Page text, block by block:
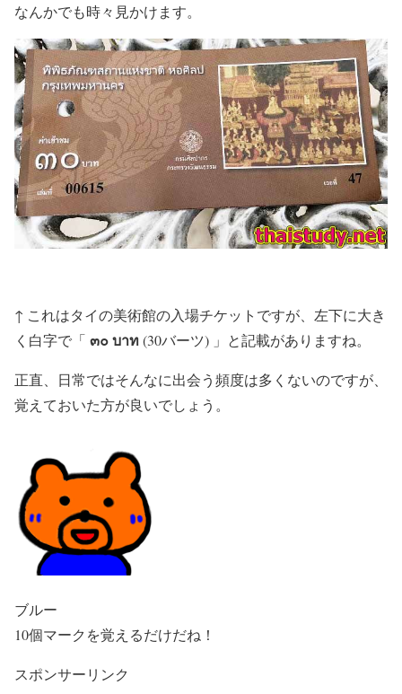
なんかでも時々見かけます。
↑ これはタイの美術館の入場チケットですが、左下に大き
く白字で「 ๓๐ บาท(30バーツ) 」と記載がありますね。
正直、日常ではそんなに出会う頻度は多くないのですが、
覚えておいた方が良いでしょう。
ブルー
10個マークを覚えるだけだね！
スポンサーリンク